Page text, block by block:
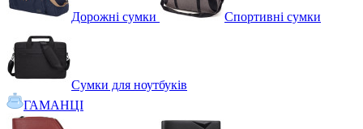
Дорожні сумки Спортивні сумки
Сумки для ноутбуків
ГАМАНЦІ